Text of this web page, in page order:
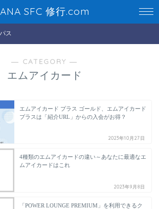
ANA SFC 修行.com
ス
― CATEGORY ―
エムアイカード
エムアイカード プラス ゴールド、エムアイカード
プラスは「紹介URL」からの入会がお得？
2023年10月27日
4種類のエムアイカードの違い～あなたに最適なエ
ムアイカードはこれ
2023年9月8日
「POWER LOUNGE PREMIUM」を利用できるク